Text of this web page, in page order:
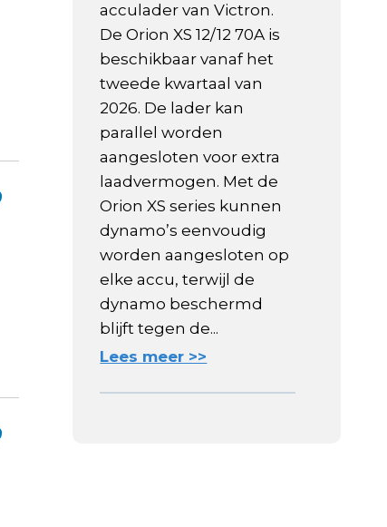
acculader van Victron.
De Orion XS 12/12 70A is
beschikbaar vanaf het
tweede kwartaal van
2026. De lader kan
parallel worden
aangesloten voor extra
laadvermogen. Met de
Orion XS series kunnen
dynamo’s eenvoudig
worden aangesloten op
elke accu, terwijl de
dynamo beschermd
blijft tegen de...
Lees meer >>